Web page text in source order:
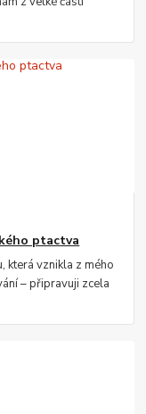
ptactva
která vznikla z mého
– připravuji zcela